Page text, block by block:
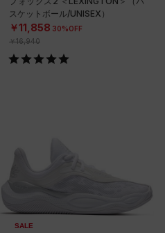
スケットボール/UNISEX）
￥11,858 30%OFF
￥16,940
SALE